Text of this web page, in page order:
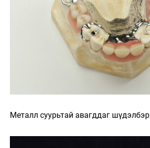
Металл суурьтай авагддаг шүдэлбэр